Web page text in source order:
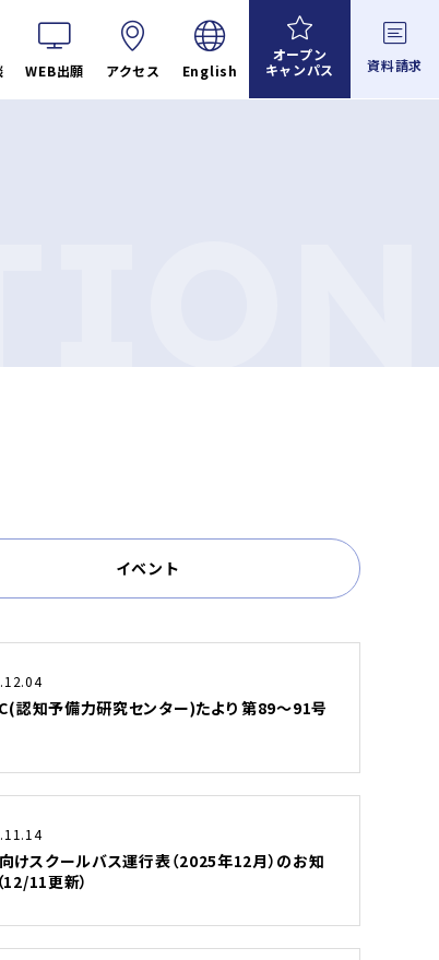
WEB出願 アクセス English
オープン
キャンパス
資料請求
イベント
認知予備力研究センター)たより 第89～91号
けスクールバス運行表（2025年12月）のお知
12/11更新）